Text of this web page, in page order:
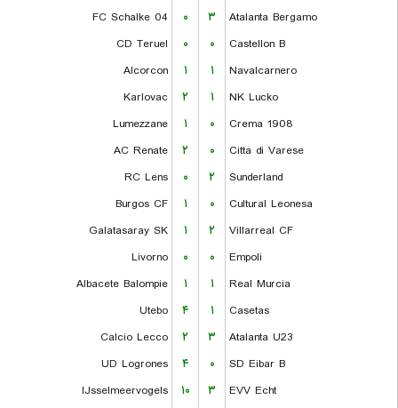
FC Schalke 04
۰ ۳
Atalanta Bergamo
CD Teruel
۰ ۰
Castellon B
Alcorcon
۱ ۱
Navalcarnero
Karlovac
۲ ۱
NK Lucko
Lumezzane
۱ ۰
Crema 1908
AC Renate
۲ ۰
Citta di Varese
RC Lens
۰ ۲
Sunderland
Burgos CF
۱ ۰
Cultural Leonesa
Galatasaray SK
۱ ۲
Villarreal CF
Livorno
۰ ۰
Empoli
Albacete Balompie
۱ ۱
Real Murcia
Utebo
۴ ۱
Casetas
Calcio Lecco
۲ ۳
Atalanta U23
UD Logrones
۴ ۰
SD Eibar B
IJsselmeervogels
۱۰ ۳
EVV Echt